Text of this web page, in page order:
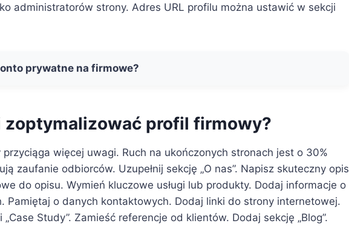
administratorów strony. Adres URL profilu można ustawić w sekcji
prywatne na firmowe?
zoptymalizować profil firmowy?
więcej uwagi. Ruch na ukończonych stronach jest o 30%
zaufanie odbiorców. Uzupełnij sekcję „O nas”. Napisz skuteczny opis
do opisu. Wymień kluczowe usługi lub produkty. Dodaj informacje o
Pamiętaj o danych kontaktowych. Dodaj linki do strony internetowej.
i „Case Study”. Zamieść referencje od klientów. Dodaj sekcję „Blog”.